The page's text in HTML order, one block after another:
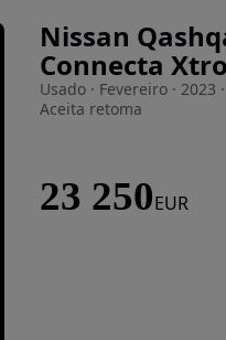
Nissan
Connecta
Usado · Fevereiro · 2023
Aceita retoma
23 250EUR